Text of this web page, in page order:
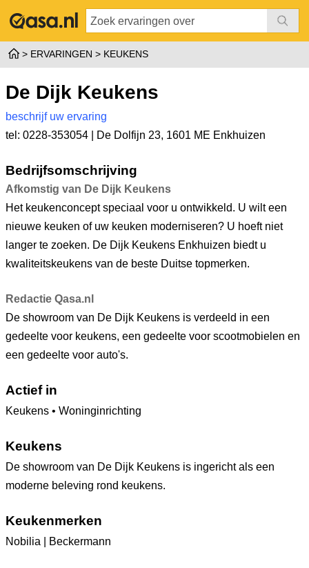
ERVARINGEN KEUKENS
De Dijk Keukens
beschrijf uw ervaring
tel: 0228-353054 |
De Dolfijn 23, 1601 ME Enkhuizen
Bedrijfsomschrijving
Afkomstig van De Dijk Keukens
Het keukenconcept speciaal voor u ontwikkeld. U wilt een
nieuwe keuken of uw keuken moderniseren? U hoeft niet
langer te zoeken. De Dijk Keukens Enkhuizen biedt u
kwaliteitskeukens van de beste Duitse topmerken.
Redactie Qasa.nl
De showroom van De Dijk Keukens is verdeeld in een
gedeelte voor keukens, een gedeelte voor scootmobielen en
een gedeelte voor auto's.
Actief in
Keukens • Woninginrichting
Keukens
De showroom van De Dijk Keukens is ingericht als een
moderne beleving rond keukens.
Keukenmerken
Nobilia | Beckermann